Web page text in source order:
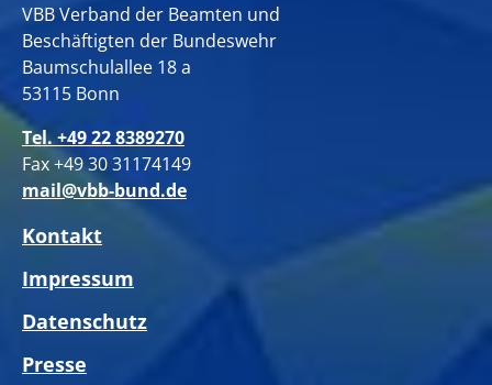
VBB Verband der Beamten und
Beschäftigten der Bundeswehr
Baumschulallee 18 a
53115 Bonn
Tel. +49 22 8389270
Fax +49 30 31174149
mail@vbb-bund.de
Kontakt
Impressum
Datenschutz
Presse